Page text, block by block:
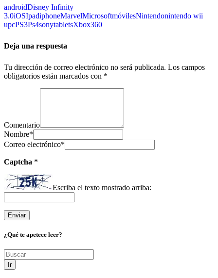
androidDisney Infinity
3.0iOSIpadiphoneMarvelMicrosoftmóvilesNintendonintendo wii
upcPS3Ps4sonytabletsXbox360
Deja una respuesta
Tu dirección de correo electrónico no será publicada. Los campos
obligatorios están marcados con *
Comentario
Nombre*
Correo electrónico*
Captcha *
Escriba el texto mostrado arriba:
¿Qué te apetece leer?
Ir